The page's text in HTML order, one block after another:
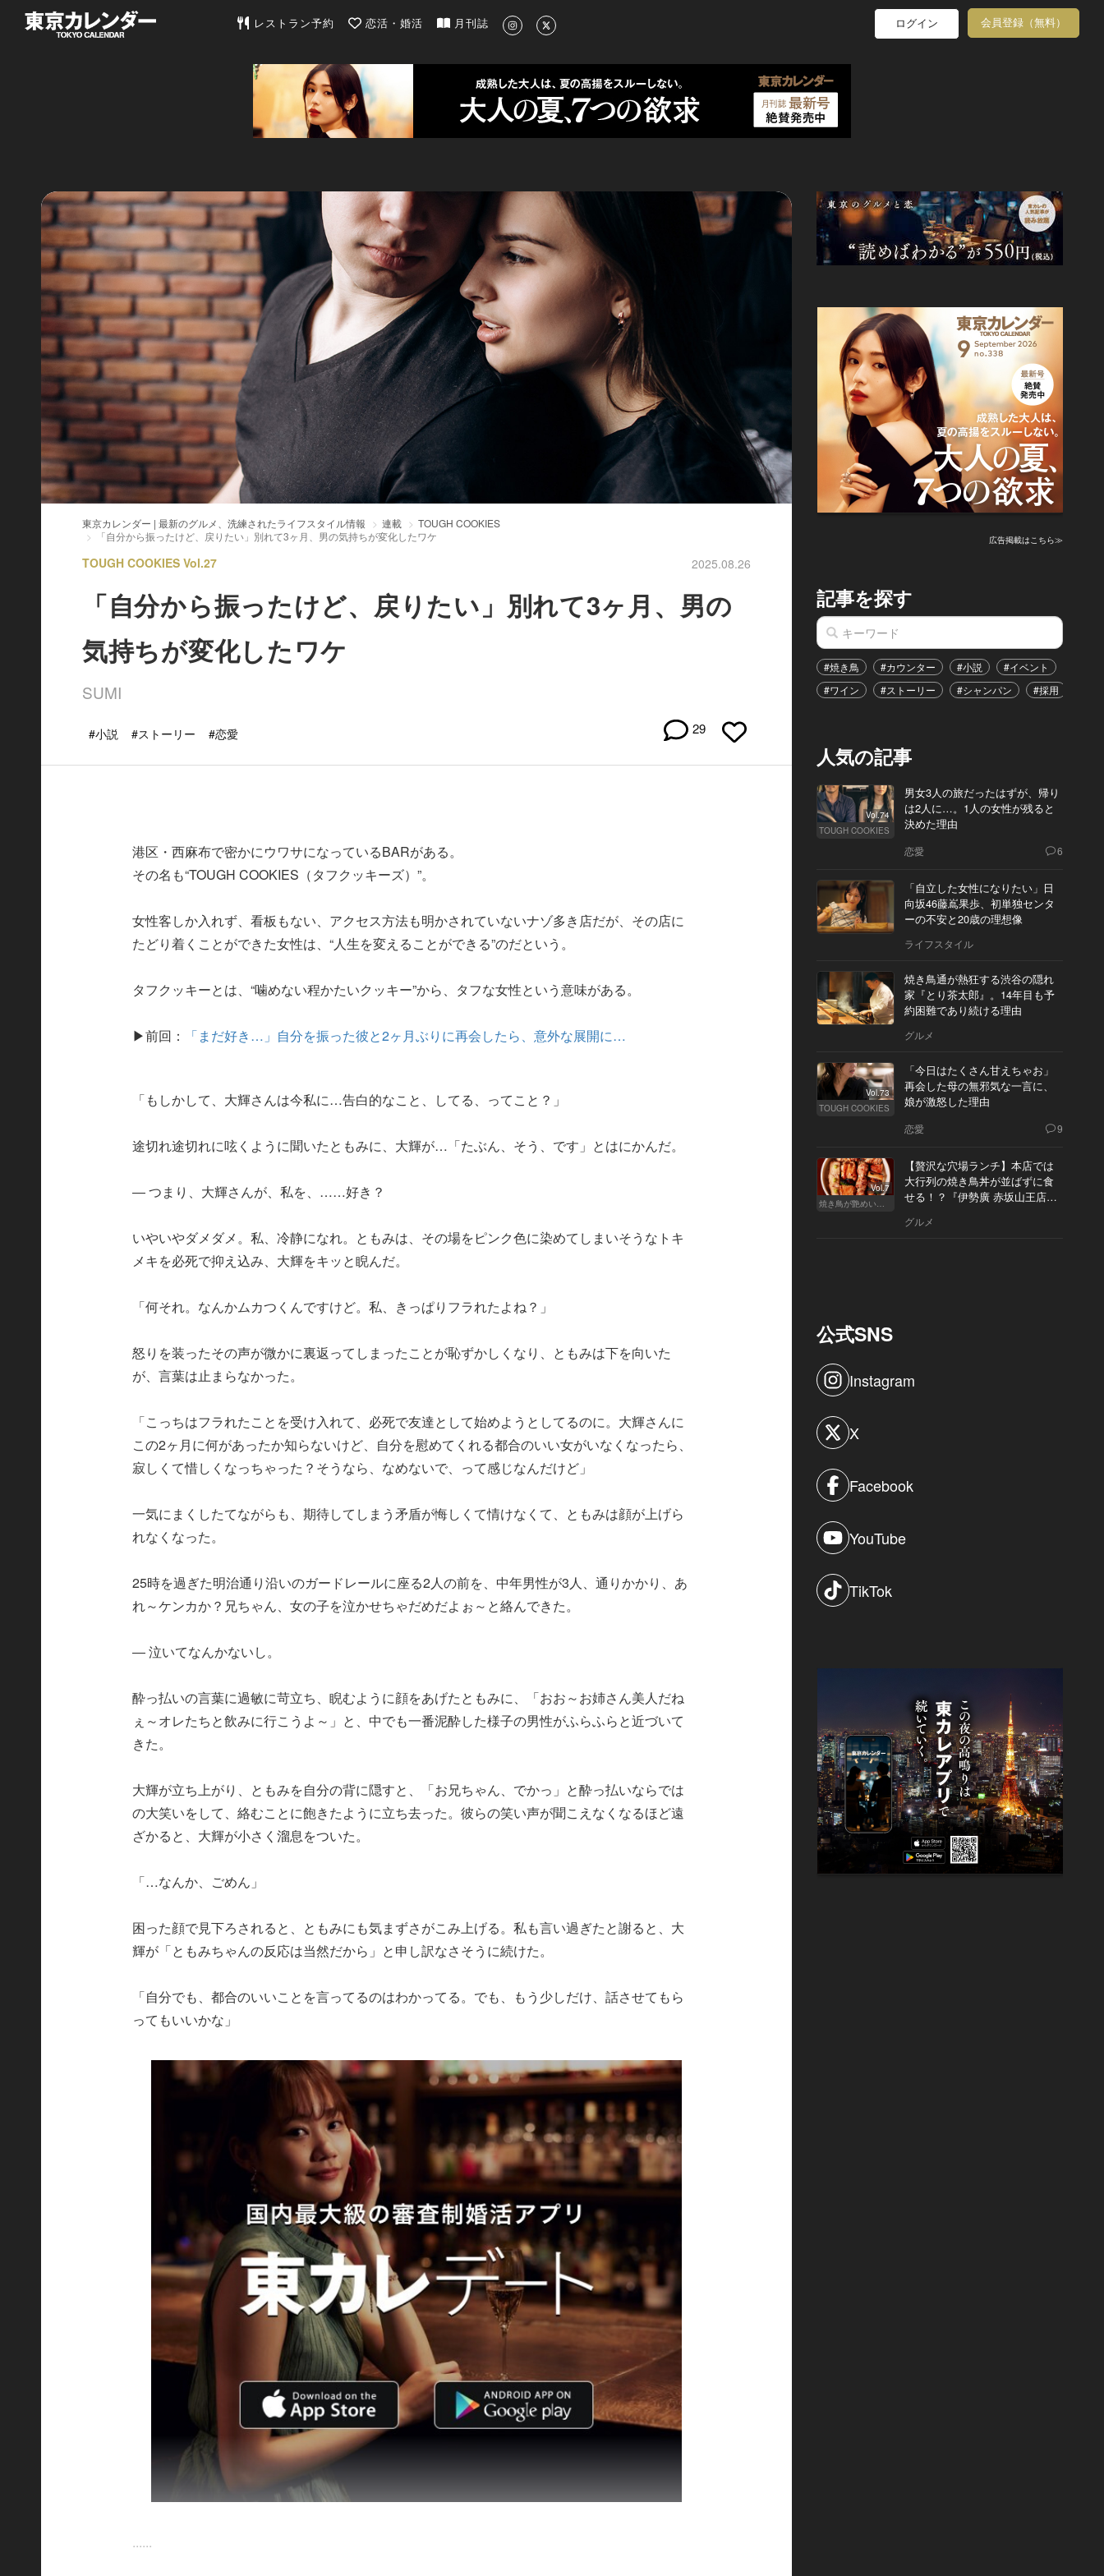
東京カレンダー | 最新のグルメ、洗練されたライフスタイル情報
レストラン予約 恋活・婚活 月刊誌 ログイン 会員登録（無料）
東京カレンダー | 最新のグルメ、洗練されたライフスタイル情報 連載
TOUGH COOKIES
「自分から振ったけど、戻りたい」別れて3ヶ月、男の気持ちが変化したワケ
TOUGH COOKIES Vol.27 2025.08.26
「自分から振ったけど、戻りたい」別れて3ヶ月、男の
気持ちが変化したワケ
SUMI
#小説 #ストーリー #恋愛 29
港区・西麻布で密かにウワサになっているBARがある。
その名も“TOUGH COOKIES（タフクッキーズ）”。
女性客しか入れず、看板もない、アクセス方法も明かされていないナゾ多き店だが、その店に
たどり着くことができた女性は、“人生を変えることができる”のだという。
タフクッキーとは、“噛めない程かたいクッキー”から、タフな女性という意味がある。
▶前回： 「まだ好き…」自分を振った彼と2ヶ月ぶりに再会したら、意外な展開に…
「もしかして、大輝さんは今私に…告白的なこと、してる、ってこと？」
途切れ途切れに呟くように聞いたともみに、大輝が…「たぶん、そう、です」とはにかんだ。
― つまり、大輝さんが、私を、……好き？
いやいやダメダメ。私、冷静になれ。ともみは、その場をピンク色に染めてしまいそうなトキ
メキを必死で抑え込み、大輝をキッと睨んだ。
「何それ。なんかムカつくんですけど。私、きっぱりフラれたよね？」
怒りを装ったその声が微かに裏返ってしまったことが恥ずかしくなり、ともみは下を向いた
が、言葉は止まらなかった。
「こっちはフラれたことを受け入れて、必死で友達として始めようとしてるのに。大輝さんに
この2ヶ月に何があったか知らないけど、自分を慰めてくれる都合のいい女がいなくなったら、
寂しくて惜しくなっちゃった？そうなら、なめないで、って感じなんだけど」
一気にまくしたてながらも、期待してしまう矛盾が悔しくて情けなくて、ともみは顔が上げら
れなくなった。
25時を過ぎた明治通り沿いのガードレールに座る2人の前を、中年男性が3人、通りかかり、あ
れ～ケンカか？兄ちゃん、女の子を泣かせちゃだめだよぉ～と絡んできた。
― 泣いてなんかないし。
酔っ払いの言葉に過敏に苛立ち、睨むように顔をあげたともみに、「おお～お姉さん美人だね
ぇ～オレたちと飲みに行こうよ～」と、中でも一番泥酔した様子の男性がふらふらと近づいて
きた。
大輝が立ち上がり、ともみを自分の背に隠すと、「お兄ちゃん、でかっ」と酔っ払いならでは
の大笑いをして、絡むことに飽きたように立ち去った。彼らの笑い声が聞こえなくなるほど遠
ざかると、大輝が小さく溜息をついた。
「…なんか、ごめん」
困った顔で見下ろされると、ともみにも気まずさがこみ上げる。私も言い過ぎたと謝ると、大
輝が「ともみちゃんの反応は当然だから」と申し訳なさそうに続けた。
「自分でも、都合のいいことを言ってるのはわかってる。でも、もう少しだけ、話させてもら
ってもいいかな」
......
広告掲載はこちら≫
記事を探す
#焼き鳥 #カウンター #小説 #イベント
#ワイン
#ストーリー #シャンパン #採用
人気の記事
Vol.74
TOUGH COOKIES
男女3人の旅だったはずが、帰り
は2人に…。1人の女性が残ると
決めた理由
恋愛 6
「自立した女性になりたい」日
向坂46藤嶌果歩、初単独センタ
ーの不安と20歳の理想像
ライフスタイル
焼き鳥通が熱狂する渋谷の隠れ
家『とり茶太郎』。14年目も予
約困難であり続ける理由
グルメ
Vol.73
TOUGH COOKIES
「今日はたくさん甘えちゃお」
再会した母の無邪気な一言に、
娘が激怒した理由
恋愛 9
Vol.7
焼き鳥が艶めいてきた
【贅沢な穴場ランチ】本店では
大行列の焼き鳥丼が並ばずに食
せる！？『伊勢廣 赤坂山王店』
グルメ
公式SNS
Instagram
X
Facebook
YouTube
TikTok